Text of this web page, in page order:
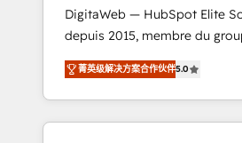
Solutions: Build tailored
configurations. We are SOC 2 Type II and ISO
27001 certified, reinforcing
to data security and compliance.
OneMetric, we help revenue
the OneMetric that matters
Intégrations ERP
DigitaWeb — HubSpot Elite
depuis 2015, membre du
Nous aidons les ETI et PME
Marketing, Ventes et Service
grâce à la Revenue
des équipes, pipeline
菁英级解决方案合作伙伴5.0